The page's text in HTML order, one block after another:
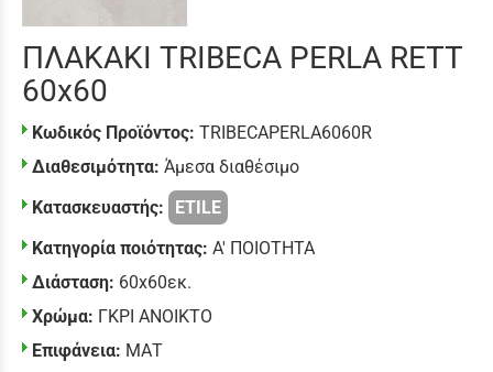
ΠΛΑΚΑΚΙ TRIBECA PERLA RETT
60x60
Κωδικός Προϊόντος: TRIBECAPERLA6060R
Διαθεσιμότητα: Άμεσα διαθέσιμο
Κατασκευαστής:
ETILE
Κατηγορία ποιότητας: Α' ΠΟΙΟΤΗΤΑ
Διάσταση: 60x60εκ.
Χρώμα: ΓΚΡΙ ΑΝΟΙΚΤΟ
Επιφάνεια: ΜΑΤ